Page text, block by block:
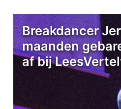
Breakdancer
maanden
af bij